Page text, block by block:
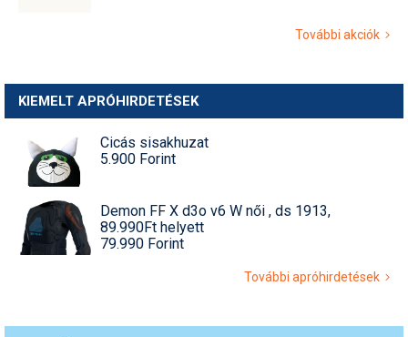
További akciók
KIEMELT APRÓHIRDETÉSEK
Cicás sisakhuzat
5.900 Forint
Demon FF X d3o v6 W női , ds 1913,
89.990Ft helyett
79.990 Forint
További apróhirdetések